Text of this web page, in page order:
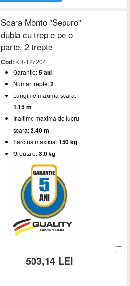
Scara Monto "Sepuro"
dubla cu trepte pe o
parte, 2 trepte
Cod: KR-127204
Garantie:5 ani
Numar trepte:2
Lungime maxima scara:
1.15 m
Inaltime maxima de lucru
scara:2.40 m
Sarcina maxima:150 kg
Greutate:3.0 kg
503,14 LEI